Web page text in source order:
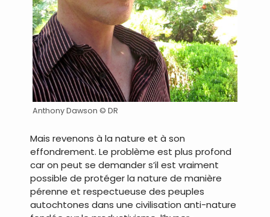
Anthony Dawson © DR
Mais revenons à la nature et à son
effondrement. Le problème est plus profond
car on peut se demander s’il est vraiment
possible de protéger la nature de manière
pérenne et respectueuse des peuples
autochtones dans une civilisation anti-nature